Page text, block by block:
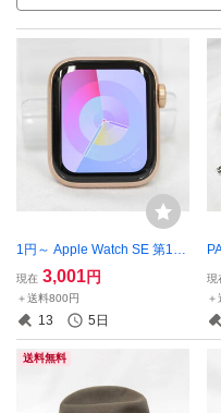
1円～ Apple Watch SE 第1世
代 40MM A2351 GPSモデル
ゴールド BT99％ 初期化済 1
0.6.2 現状品 2607-N0096M
(NT)
現在 3,001円
＋送料800円
13 5日
現
送料無料